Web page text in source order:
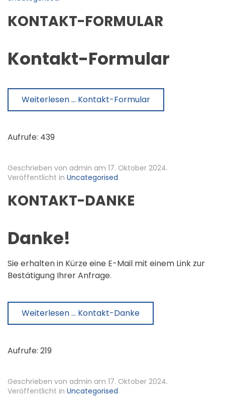
KONTAKT-FORMULAR
Kontakt-Formular
Weiterlesen … Kontakt-Formular
Aufrufe: 439
Geschrieben von admin am 17. Oktober 2024.
Veröffentlicht in Uncategorised.
KONTAKT-DANKE
Danke!
Sie erhalten in Kürze eine E-Mail mit einem Link zur
Bestätigung Ihrer Anfrage.
Weiterlesen … Kontakt-Danke
Aufrufe: 219
Geschrieben von admin am 17. Oktober 2024.
Veröffentlicht in Uncategorised.